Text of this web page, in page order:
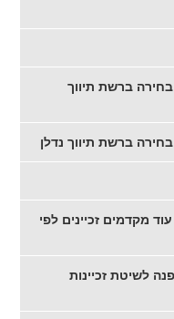
בחירה ברשת תיווך
בחירה ברשת תיווך נדלן
מקדמים זכיינים לפי
לשיטת זכיינות